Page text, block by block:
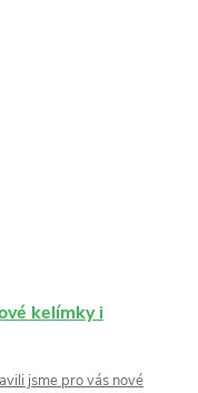
kelímky i
jsme pro vás nové